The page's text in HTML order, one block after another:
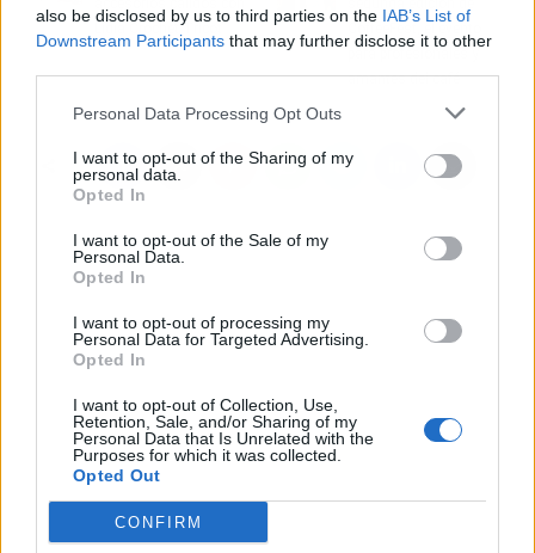
also be disclosed by us to third parties on the IAB’s List of
Downstream Participants that may further disclose it to other
Personal Data Processing Opt Outs
I want to opt-out of the Sharing of my
personal data.
Opted In
I want to opt-out of the Sale of my
Personal Data.
Opted In
I want to opt-out of processing my
Personal Data for Targeted Advertising.
Opted In
I want to opt-out of Collection, Use,
Retention, Sale, and/or Sharing of my
Personal Data that Is Unrelated with the
Purposes for which it was collected.
Opted Out
CONFIRM
Lidia Crochet Tricot
amantes del café